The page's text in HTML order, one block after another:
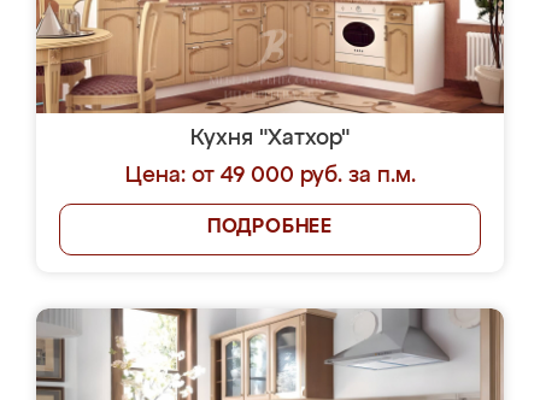
Кухня "Хатхор"
Цена: от 49 000 руб. за п.м.
ПОДРОБНЕЕ